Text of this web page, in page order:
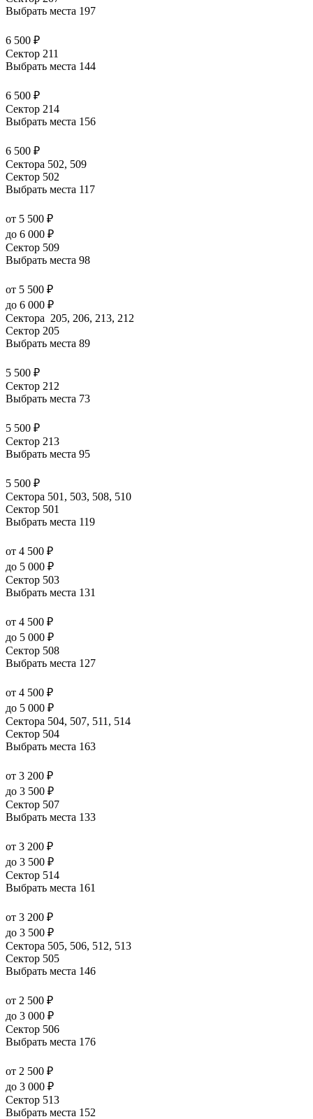
Выбрать места 197
6 500 ₽
Сектор 211
Выбрать места 144
6 500 ₽
Сектор 214
Выбрать места 156
6 500 ₽
Сектора 502, 509
Сектор 502
Выбрать места 117
от 5 500 ₽
до 6 000 ₽
Сектор 509
Выбрать места 98
от 5 500 ₽
до 6 000 ₽
Сектора 205, 206, 213, 212
Сектор 205
Выбрать места 89
5 500 ₽
Сектор 212
Выбрать места 73
5 500 ₽
Сектор 213
Выбрать места 95
5 500 ₽
Сектора 501, 503, 508, 510
Сектор 501
Выбрать места 119
от 4 500 ₽
до 5 000 ₽
Сектор 503
Выбрать места 131
от 4 500 ₽
до 5 000 ₽
Сектор 508
Выбрать места 127
от 4 500 ₽
до 5 000 ₽
Сектора 504, 507, 511, 514
Сектор 504
Выбрать места 163
от 3 200 ₽
до 3 500 ₽
Сектор 507
Выбрать места 133
от 3 200 ₽
до 3 500 ₽
Сектор 514
Выбрать места 161
от 3 200 ₽
до 3 500 ₽
Сектора 505, 506, 512, 513
Сектор 505
Выбрать места 146
от 2 500 ₽
до 3 000 ₽
Сектор 506
Выбрать места 176
от 2 500 ₽
до 3 000 ₽
Сектор 513
Выбрать места 152